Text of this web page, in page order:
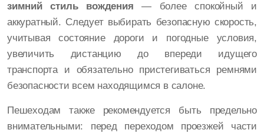
зимний стиль вождения — более спокойный и
аккуратный. Следует выбирать безопасную скорость,
учитывая состояние дороги и погодные условия,
увеличить дистанцию до впереди идущего
транспорта и обязательно пристегиваться ремнями
безопасности всем находящимся в салоне.
Пешеходам также рекомендуется быть предельно
внимательными: перед переходом проезжей части